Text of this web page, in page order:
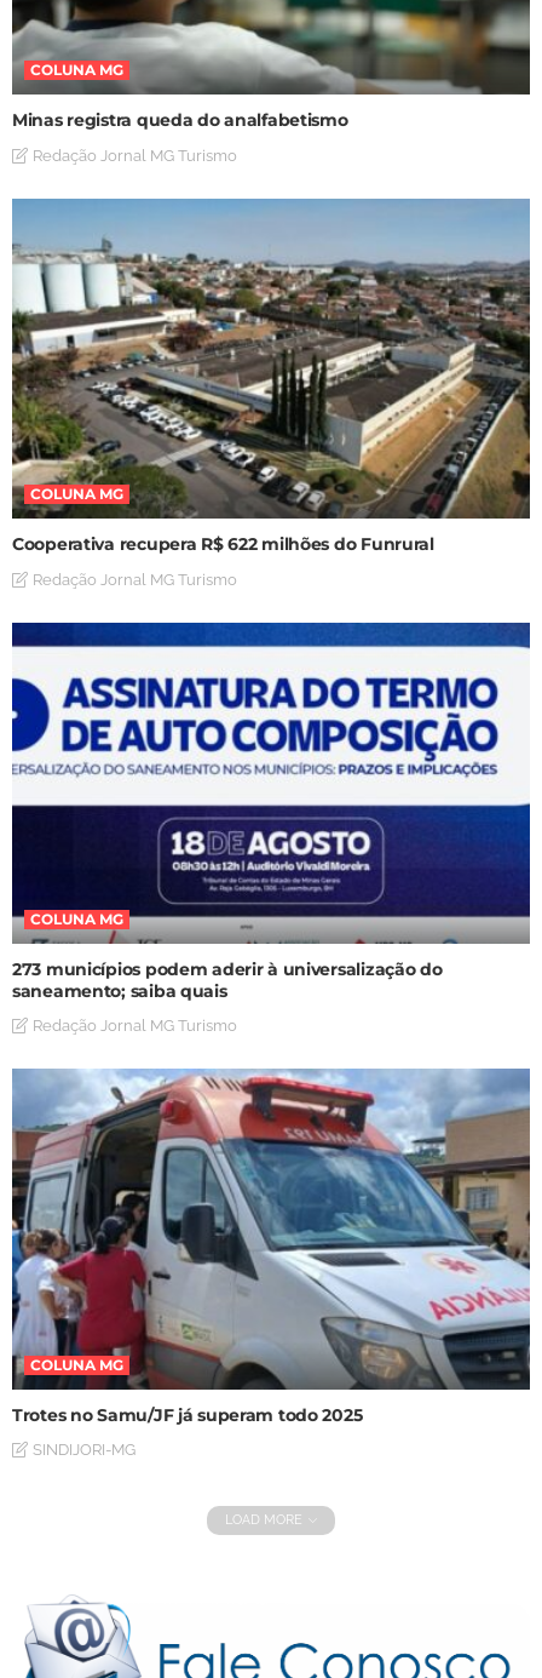
COLUNA MG
Minas registra queda do analfabetismo
Redação Jornal MG Turismo
COLUNA MG
Cooperativa recupera R$ 622 milhões do Funrural
Redação Jornal MG Turismo
COLUNA MG
273 municípios podem aderir à universalização do
saneamento; saiba quais
Redação Jornal MG Turismo
COLUNA MG
Trotes no Samu/JF já superam todo 2025
SINDIJORI-MG
LOAD MORE